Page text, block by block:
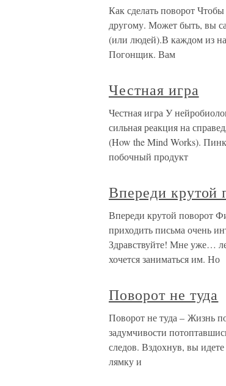
Как сделать поворот
другому. Может быть, вы
(или людей).В каждом из
Погонщик. Вам
Честная игра
Честная игра У
сильная реакция на
(How the Mind Works).
побочный продукт
Впереди крутой
Впереди крутой поворот
приходить письма очень
Здравствуйте! Мне уже…
хочется заниматься им. Но
Поворот не туда
Поворот не туда – Жизнь
задумчивости
следов. Вздохнув, вы
лямку и